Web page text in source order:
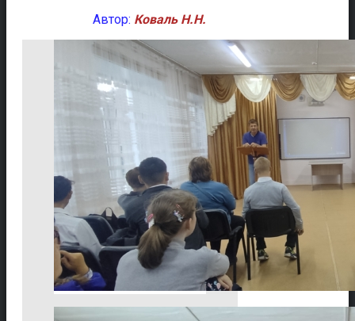
Автор: Коваль Н.Н.